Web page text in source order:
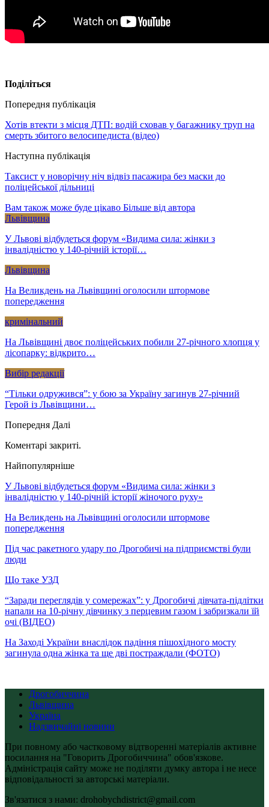
Поділіться
Попередня публікація
Хотів втекти з місця ДТП: водій сховав у багажнику труп на
смерть збитого велосипедиста (відео)
Наступна публікація
Таксист у новорічну ніч відвіз пасажира без маски до
поліцейської дільниці
Вам також може буде цікаво Більше від автора
Львівщина
У Львові відбудеться форум «Видима сила: жінки з
інвалідністю у 140-річній історії…
Львівщина
На Великдень на Львівщині оголосили штормове
попередження
кримінальний
На Львівщині двоє поліцейських побили 27-річного хлопця у
лісопарку: відкрито…
Вибір редакції
“Тільки одружився”: у бою за Україну загинув 27-річний
Герой із Львівщини…
Попередня Далі
Коментарі закриті.
Найпопулярніше
У Львові відбудеться форум «Видима сила: жінки з
інвалідністю у 140-річній історії жіночого руху»
На Великдень на Львівщині оголосили штормове
попередження
Під час ракетного удару по Дрогобичі на підприємстві були
люди
Що таке УЗД
“Заради переглядів у сомережах”: у Дрогобичі дівчата-підлітки
напали на 10-річну дівчинку з перцевим газом і забризкали їй
очі (ВІДЕО)
На Заході України внаслідок падіння пішохідного мосту
загинула одна жінка та ще дві постраждали (ФОТО)
Дрогобиччина
Львівщина
Україна
Надзвичайні новини
При повному або частковому відтворенні матеріалів активне
посилання на "Говорить Дрогобиччина" обов'язкове.
Адміністрація сайту може не поділяти думку автора і не несе
відповідальності за авторські матеріали.
Зв'язатися з нами: drohobychdistrict@gmail.com